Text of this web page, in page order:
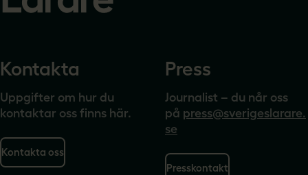
Kontakta
Uppgifter om hur du
kontaktar oss finns här.
Kontakta oss
Press
Journalist – du når oss
på press@sverigeslarare.
se
Presskontakt